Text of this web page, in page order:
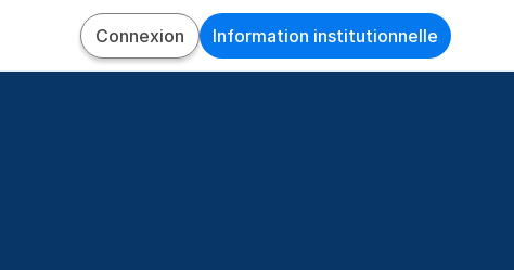
Connexion Information institutionnelle